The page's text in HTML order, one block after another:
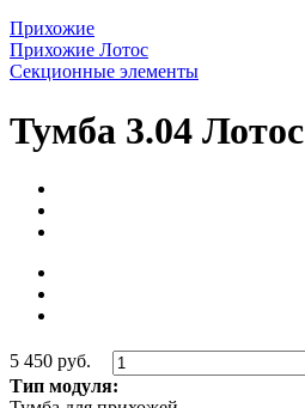
Прихожие
Прихожие Лотос
Секционные элементы
Тумба 3.04 Лотос
5 450 руб.
Тип модуля: